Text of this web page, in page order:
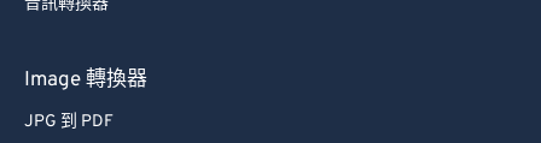
音訊轉換器
Image 轉換器
JPG 到 PDF